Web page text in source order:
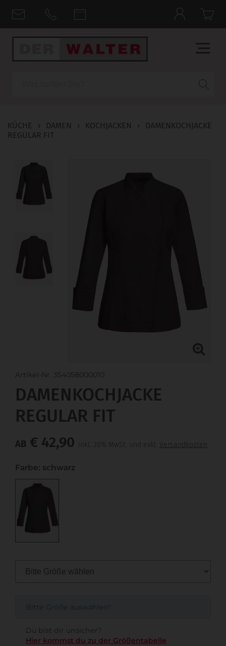
KÜCHE › DAMEN › KOCHJACKEN ›
DAMENKOCHJACKE
REGULAR FIT
Artikel-Nr. 354058000010
DAMENKOCHJACKE
REGULAR FIT
AB € 42,90 inkl. 20% MwSt. und exkl. Versandkosten
Farbe: schwarz
Bitte Größe auswählen!
Du bist dir unsicher?
Hier kommst du zu der Größentabelle